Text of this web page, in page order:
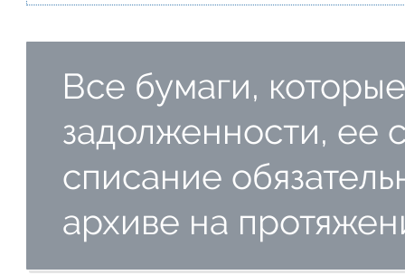
Все бумаги,
задолженности, ее
списание
архиве на